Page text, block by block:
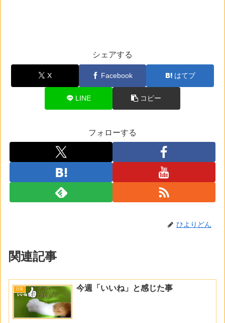
シェアする
X Facebook はてブ
LINE コピー
フォローする
ひよりどん
関連記事
日常 今週「いいね」と感じた事